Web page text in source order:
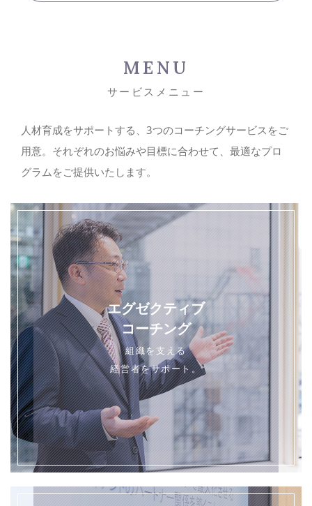
MENU
サービスメニュー
人材育成をサポートする、3つのコーチングサービスをご
用意。それぞれのお悩みや目標に合わせて、最適なプロ
グラムをご提供いたします。
エグゼクティブ
コーチング
組織を支える
経営者をサポート。